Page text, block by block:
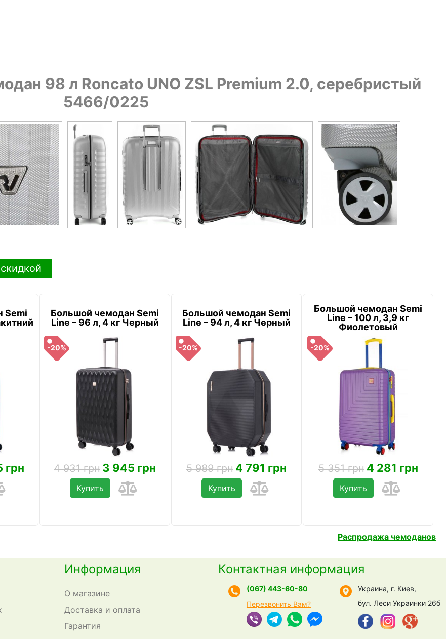
98 л Roncato UNO ZSL Premium 2.0, серебристый
5466/0225
Semi
грн
Большой чемодан Semi
Line – 96 л, 4 кг Черный
-20%
4 931 грн 3 945 грн
Купить
Большой чемодан Semi
Line – 94 л, 4 кг Черный
-20%
5 989 грн 4 791 грн
Купить
Большой чемодан Semi
Line – 100 л, 3,9 кг
Фиолетовый
-20%
5 351 грн 4 281 грн
Купить
Распродажа чемоданов
Информация
О магазине
Доставка и оплата
Гарантия
Контактная информация
(067) 443-60-80
Перезвонить Вам?
Украина, г. Киев,
бул. Леси Украинки 26б